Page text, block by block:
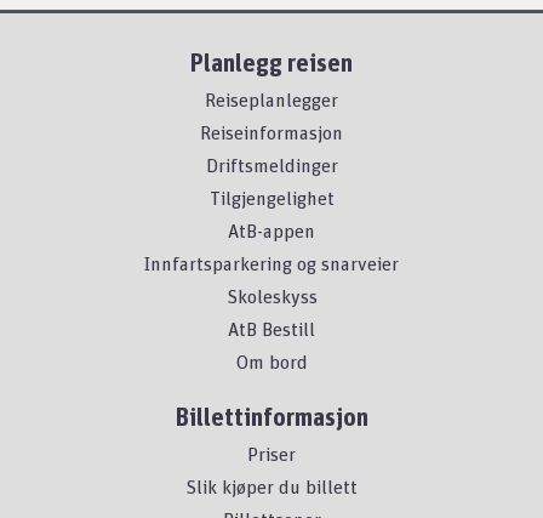
Planlegg reisen
Reiseplanlegger
Reiseinformasjon
Driftsmeldinger
Tilgjengelighet
AtB-appen
Innfartsparkering og snarveier
Skoleskyss
AtB Bestill
Om bord
Billettinformasjon
Priser
Slik kjøper du billett